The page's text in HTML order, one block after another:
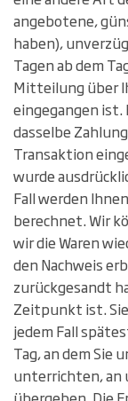
angebotene,
haben),
Tagen ab dem
Mitteilung über
eingegangen ist.
dasselbe
Transaktion
wurde
Fall werden
berechnet. Wir
wir die Waren
den Nachweis
zurückgesandt
Zeitpunkt ist.
jedem Fall
Tag, an dem Sie
unterrichten, an